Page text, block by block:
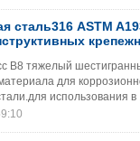
сталь316 ASTM
B8 тяжелый
для
использования в